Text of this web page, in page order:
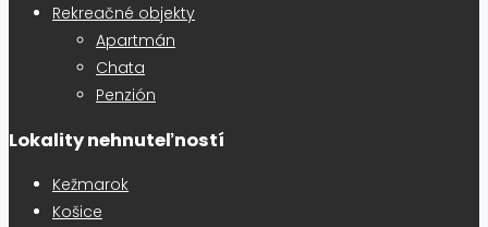
Rekreačné objekty
Apartmán
Chata
Penzión
Lokality nehnuteľností
Kežmarok
Košice